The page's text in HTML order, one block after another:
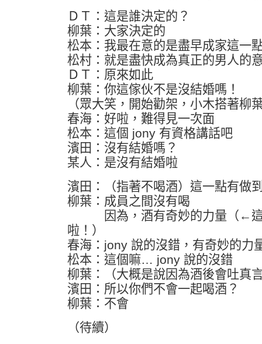
ＤＴ：這是誰決定的？
柳葉：大家決定的
松本：我最在意的是盡早成家這一
松村：就是盡快成為真正的男人的
ＤＴ：原來如此
柳葉：你這傢伙不是沒結婚嗎！
（眾大笑，開始勸架，小木搭著柳
春海：好啦，難得見一次面
松本：這個 jony 有資格講話吧
濱田：沒有結婚嗎？
某人：是沒有結婚啦
濱田：（指著不喝酒）這一點有做
柳葉：成員之間沒有喝
因為，酒有奇妙的力量（←這
啦！）
春海：jony 說的沒錯，有奇妙的力
松本：這個嘛… jony 說的沒錯
柳葉：（大概是說因為酒後會吐真
濱田：所以你們不會一起喝酒？
柳葉：不會
（待續）